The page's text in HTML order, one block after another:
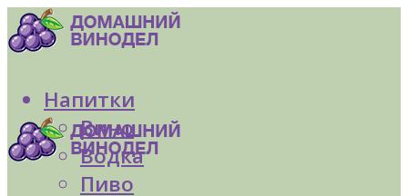
Напитки
Вино
Водка
Пиво